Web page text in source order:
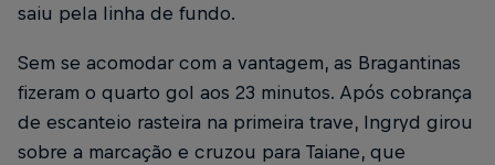
saiu pela linha de fundo.
Sem se acomodar com a vantagem, as Bragantinas
fizeram o quarto gol aos 23 minutos. Após cobrança
de escanteio rasteira na primeira trave, Ingryd girou
sobre a marcação e cruzou para Taiane, que